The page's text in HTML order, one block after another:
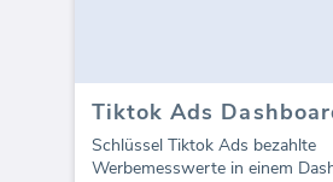
Schlüssel Tiktok Ads bezahlte
Werbemesswerte in einem